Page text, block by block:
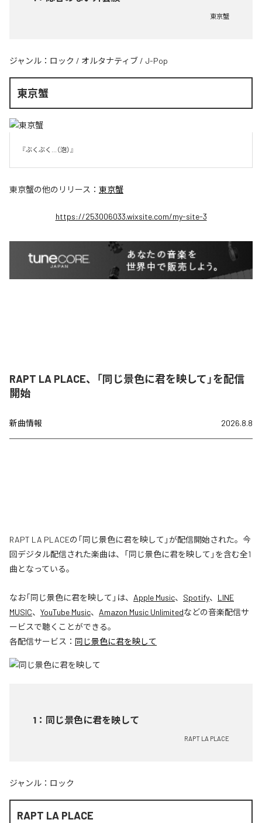
東京蟹
ジャンル： ロック / オルタナティブ / J-Pop
東京蟹
『ぶくぶく...（泡）』
東京蟹の他のリリース： 東京蟹
https://253006033.wixsite.com/my-site-3
RAPT LA PLACE、「同じ景色に君を映して」を配信
開始
新曲情報 2026.8.8
RAPT LA PLACEの「同じ景色に君を映して」が配信開始された。今
回デジタル配信された楽曲は、「同じ景色に君を映して」を含む全1
曲となっている。
なお「同じ景色に君を映して 」は、 Apple Music、 Spotify、 LINE
MUSIC、 YouTube Music、 Amazon Music Unlimitedなどの音楽配信サ
ービスで聴くことができる。
各配信サービス： 同じ景色に君を映して
1 ： 同じ景色に君を映して
RAPT LA PLACE
ジャンル： ロック
RAPT LA PLACE